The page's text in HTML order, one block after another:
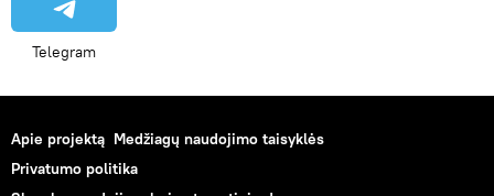
Telegram
Apie projektą Medžiagų naudojimo taisyklės
Privatumo politika